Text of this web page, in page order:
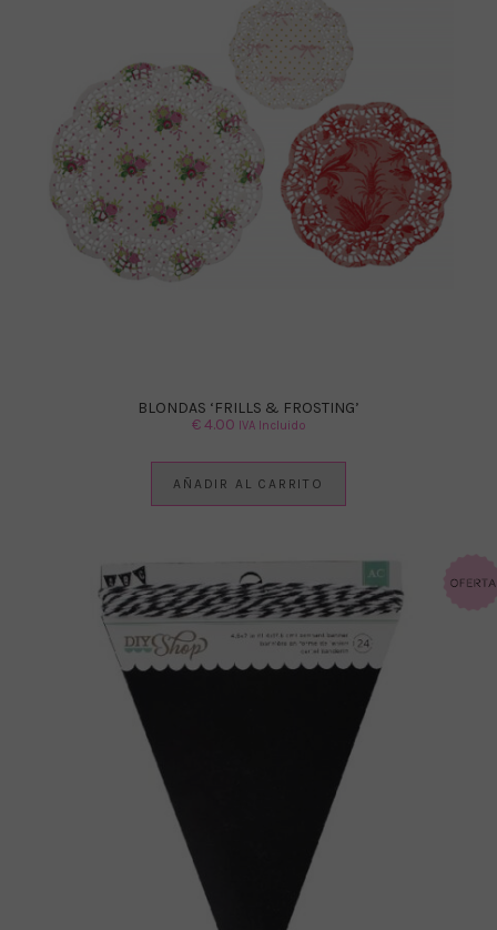
BLONDAS ‘FRILLS & FROSTING’
€4.00 IVA Incluido
AÑADIR AL CARRITO